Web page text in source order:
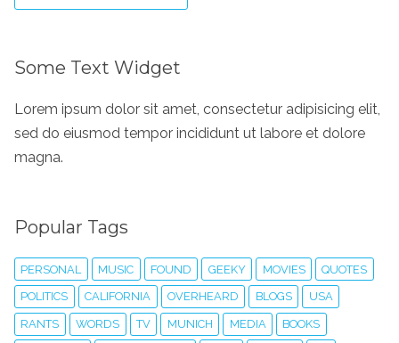
Some Text Widget
Lorem ipsum dolor sit amet, consectetur adipisicing elit,
sed do eiusmod tempor incididunt ut labore et dolore
magna.
Popular Tags
PERSONAL MUSIC FOUND GEEKY MOVIES QUOTES
POLITICS CALIFORNIA OVERHEARD BLOGS USA
RANTS WORDS TV MUNICH MEDIA BOOKS